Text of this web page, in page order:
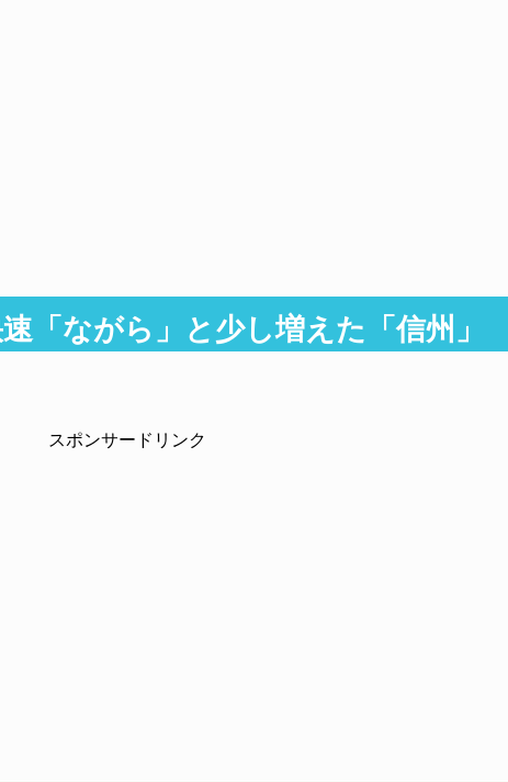
「ながら」と少し増えた「信州」
スポンサードリンク